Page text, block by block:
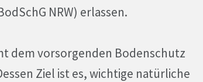
NRW) erlassen.
dem vorsorgenden Bodenschutz
Ziel ist es, wichtige natürliche